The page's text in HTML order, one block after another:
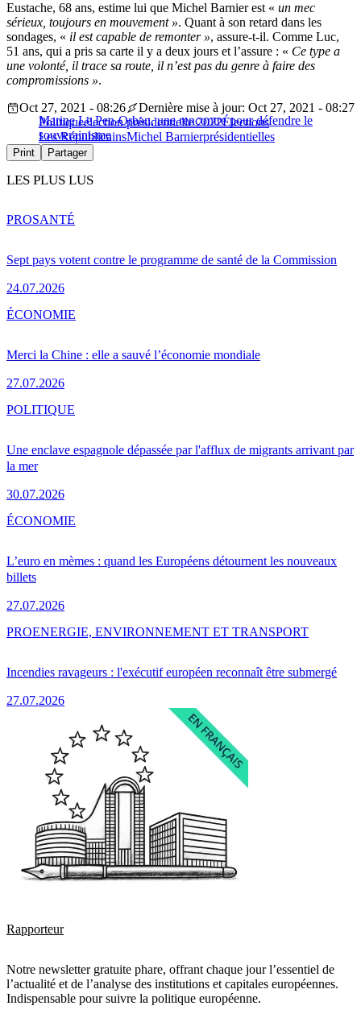
Eustache, 68 ans, estime lui que Michel Barnier est « un mec
sérieux, toujours en mouvement ». Quant à son retard dans les
sondages, « il est capable de remonter », assure-t-il. Comme Luc,
51 ans, qui a pris sa carte il y a deux jours et l’assure : « Ce type a
une volonté, il trace sa route, il n’est pas du genre à faire des
compromissions ».
Marine Le Pen-Orban, une rencontre pour défendre le
souverainisme
Oct 27, 2021 - 08:26
Dernière mise à jour: Oct 27, 2021 - 08:27
Politiqueélection présidentielle 2022Élections
Les RépublicainsMichel Barnierprésidentielles
Print Partager
LES PLUS LUS
Sept pays votent contre le programme de santé de la Commission
24.07.2026
PROSANTÉ
Merci la Chine : elle a sauvé l’économie mondiale
27.07.2026
ÉCONOMIE
Une enclave espagnole dépassée par l'afflux de migrants arrivant par
la mer
30.07.2026
POLITIQUE
L’euro en mèmes : quand les Européens détournent les nouveaux
billets
27.07.2026
ÉCONOMIE
Incendies ravageurs : l'exécutif européen reconnaît être submergé
27.07.2026
PROENERGIE, ENVIRONNEMENT ET TRANSPORT
Rapporteur
Notre newsletter gratuite phare, offrant chaque jour l’essentiel de
l’actualité et de l’analyse des institutions et capitales européennes.
Indispensable pour suivre la politique européenne.